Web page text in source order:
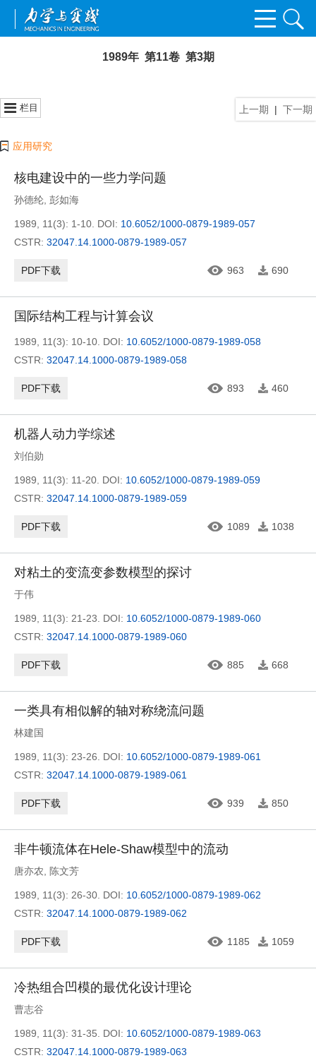
1989年 第11卷 第3期
上一期 | 下一期
栏目
应用研究
核电建设中的一些力学问题
孙德纶 彭如海
1989, 11(3): 1-10. DOI: 10.6052/1000-0879-1989-057
CSTR: 32047.14.1000-0879-1989-057
PDF下载 963 690
国际结构工程与计算会议
1989, 11(3): 10-10. DOI: 10.6052/1000-0879-1989-058
CSTR: 32047.14.1000-0879-1989-058
PDF下载 893 460
机器人动力学综述
刘伯勋
1989, 11(3): 11-20. DOI: 10.6052/1000-0879-1989-059
CSTR: 32047.14.1000-0879-1989-059
PDF下载 1089 1038
对粘土的变流变参数模型的探讨
于伟
1989, 11(3): 21-23. DOI: 10.6052/1000-0879-1989-060
CSTR: 32047.14.1000-0879-1989-060
PDF下载 885 668
一类具有相似解的轴对称绕流问题
林建国
1989, 11(3): 23-26. DOI: 10.6052/1000-0879-1989-061
CSTR: 32047.14.1000-0879-1989-061
PDF下载 939 850
非牛顿流体在Hele-Shaw模型中的流动
唐亦农 陈文芳
1989, 11(3): 26-30. DOI: 10.6052/1000-0879-1989-062
CSTR: 32047.14.1000-0879-1989-062
PDF下载 1185 1059
冷热组合凹模的最优化设计理论
曹志谷
1989, 11(3): 31-35. DOI: 10.6052/1000-0879-1989-063
CSTR: 32047.14.1000-0879-1989-063